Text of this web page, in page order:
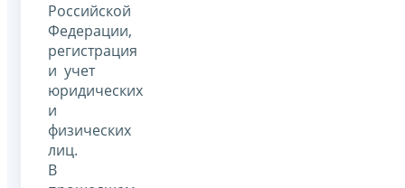
Российской
Федерации,
регистрация
и учет
юридических
и
физических
лиц.
В